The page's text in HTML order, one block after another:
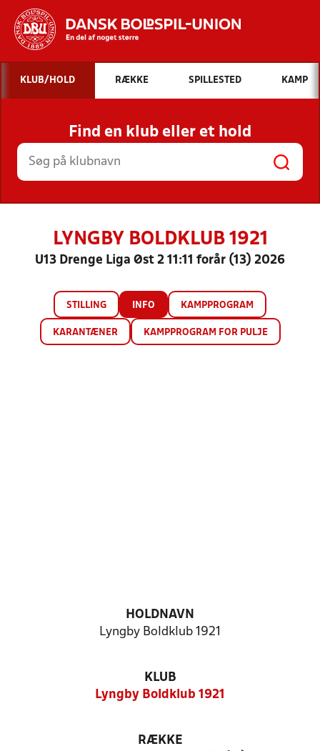
Hvad vil du søge efter?
INDHOLD OG NYHEDER
STILLINGER, RESULTATER, KLUBBER OG
HOLD
KLUB/HOLD RÆKKE SPILLESTED KAMP
Find en klub eller et hold
LYNGBY BOLDKLUB 1921
U13 Drenge Liga Øst 2 11:11 forår (13) 2026
STILLING INFO KAMPPROGRAM
KARANTÆNER KAMPPROGRAM FOR PULJE
HOLDNAVN
Lyngby Boldklub 1921
KLUB
Lyngby Boldklub 1921
RÆKKE